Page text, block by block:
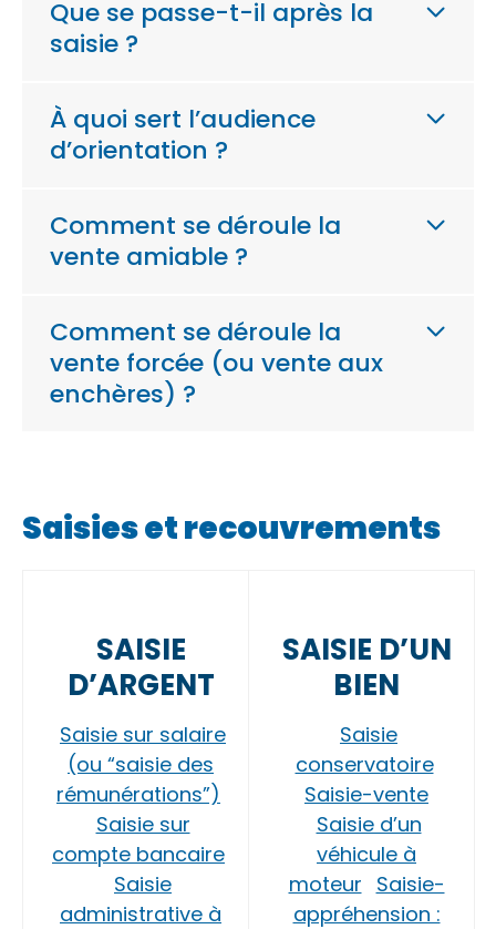
Que se passe-t-il après la
saisie ?
À quoi sert l’audience
d’orientation ?
Comment se déroule la
vente amiable ?
Comment se déroule la
vente forcée (ou vente aux
enchères) ?
Saisies et recouvrements
SAISIE
D’ARGENT
Saisie sur salaire
(ou “saisie des
rémunérations”)
Saisie sur
compte bancaire
Saisie
administrative à
SAISIE D’UN
BIEN
Saisie
conservatoire
Saisie-vente
Saisie d’un
véhicule à
moteur Saisie-
appréhension :